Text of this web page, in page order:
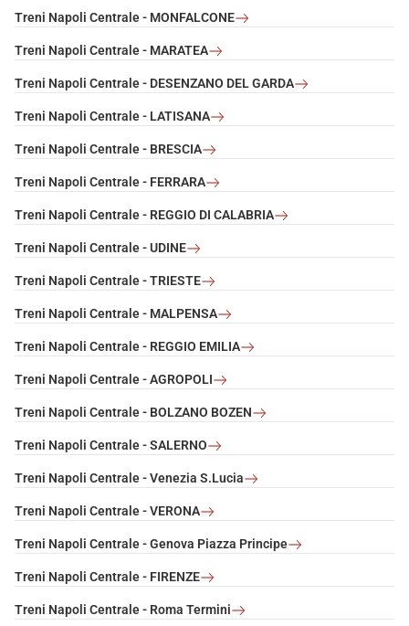
Treni Napoli Centrale - MONFALCONE
Treni Napoli Centrale - MARATEA
Treni Napoli Centrale - DESENZANO DEL GARDA
Treni Napoli Centrale - LATISANA
Treni Napoli Centrale - BRESCIA
Treni Napoli Centrale - FERRARA
Treni Napoli Centrale - REGGIO DI CALABRIA
Treni Napoli Centrale - UDINE
Treni Napoli Centrale - TRIESTE
Treni Napoli Centrale - MALPENSA
Treni Napoli Centrale - REGGIO EMILIA
Treni Napoli Centrale - AGROPOLI
Treni Napoli Centrale - BOLZANO BOZEN
Treni Napoli Centrale - SALERNO
Treni Napoli Centrale - Venezia S.Lucia
Treni Napoli Centrale - VERONA
Treni Napoli Centrale - Genova Piazza Principe
Treni Napoli Centrale - FIRENZE
Treni Napoli Centrale - Roma Termini